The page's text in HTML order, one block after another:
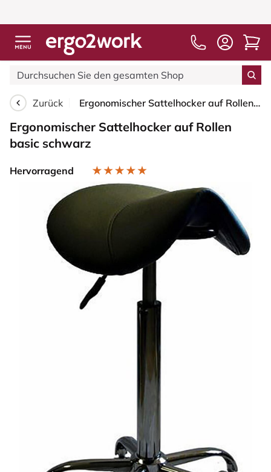
Zurück Ergonomischer Sattelhocker auf Rollen basic schwarz
Ergonomischer Sattelhocker auf Rollen
basic schwarz
Hervorragend